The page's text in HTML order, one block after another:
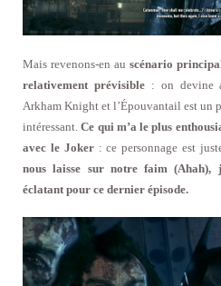
Mais revenons-en au scénario
relativement prévisible: on devine
Arkham Knight et l’Épouvantail est un
intéressant.Ce qui m’a le plus
avec le Joker: ce personnage est
nous laisse sur notre faim (Ahah), j
éclatant pour ce dernier épisode.